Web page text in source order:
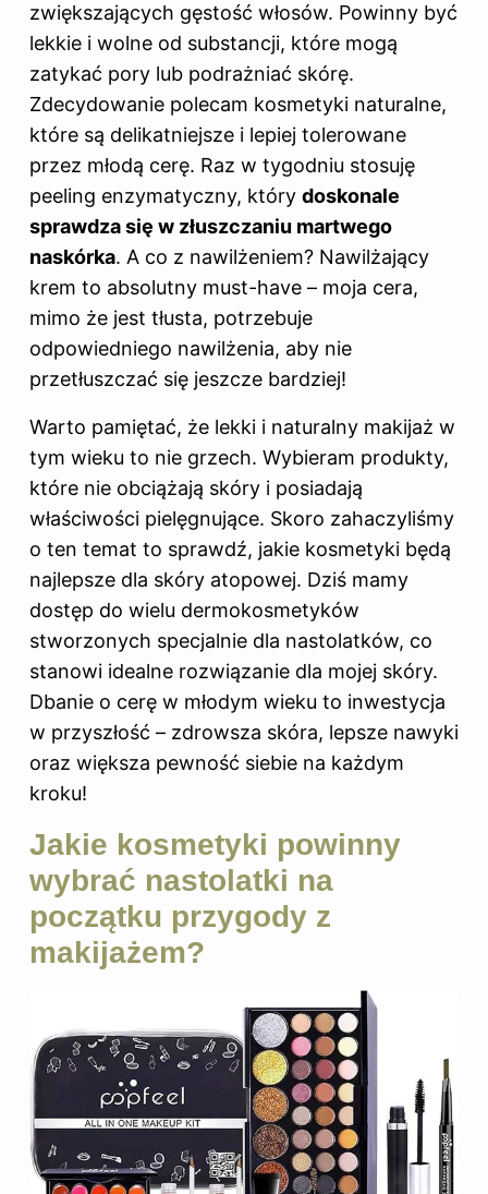
zwiększających gęstość włosów. Powinny być
lekkie i wolne od substancji, które mogą
zatykać pory lub podrażniać skórę.
Zdecydowanie polecam kosmetyki naturalne,
które są delikatniejsze i lepiej tolerowane
przez młodą cerę. Raz w tygodniu stosuję
peeling enzymatyczny, który doskonale
sprawdza się w złuszczaniu martwego
naskórka. A co z nawilżeniem? Nawilżający
krem to absolutny must-have – moja cera,
mimo że jest tłusta, potrzebuje
odpowiedniego nawilżenia, aby nie
przetłuszczać się jeszcze bardziej!
Warto pamiętać, że lekki i naturalny makijaż w
tym wieku to nie grzech. Wybieram produkty,
które nie obciążają skóry i posiadają
właściwości pielęgnujące. Skoro zahaczyliśmy
o ten temat to sprawdź, jakie kosmetyki będą
najlepsze dla skóry atopowej. Dziś mamy
dostęp do wielu dermokosmetyków
stworzonych specjalnie dla nastolatków, co
stanowi idealne rozwiązanie dla mojej skóry.
Dbanie o cerę w młodym wieku to inwestycja
w przyszłość – zdrowsza skóra, lepsze nawyki
oraz większa pewność siebie na każdym
kroku!
Jakie kosmetyki powinny
wybrać nastolatki na
początku przygody z
makijażem?